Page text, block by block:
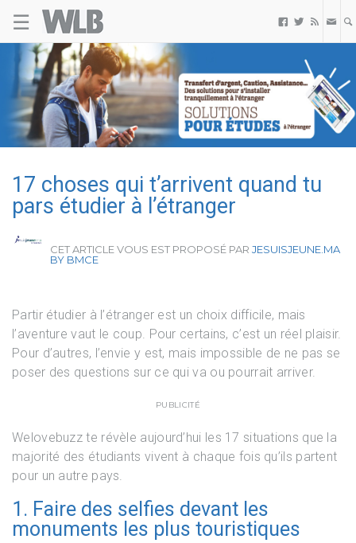
☰   
Jesuisjeune.ma by BMCE
17 choses qui t’arrivent quand tu
pars étudier à l’étranger
CET ARTICLE VOUS EST PROPOSÉ PAR JESUISJEUNE.MA
BY BMCE
Partir étudier à l’étranger est un choix difficile, mais
l’aventure vaut le coup. Pour certains, c’est un réel plaisir.
Pour d’autres, l’envie y est, mais impossible de ne pas se
poser des questions sur ce qui va ou pourrait arriver.
PUBLICITÉ
Welovebuzz te révèle aujourd’hui les 17 situations que la
majorité des étudiants vivent à chaque fois qu’ils partent
pour un autre pays.
1. Faire des selfies devant les
monuments les plus touristiques